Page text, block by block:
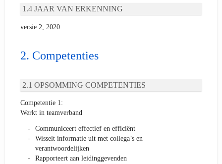
JAAR VAN ERKENNING
versie 2, 2020
Competenties
OPSOMMING COMPETENTIES
Competentie 1:
Werkt in teamverband
Communiceert effectief en efficiënt
Wisselt informatie uit met collega’s en
verantwoordelijken
Rapporteert aan leidinggevenden